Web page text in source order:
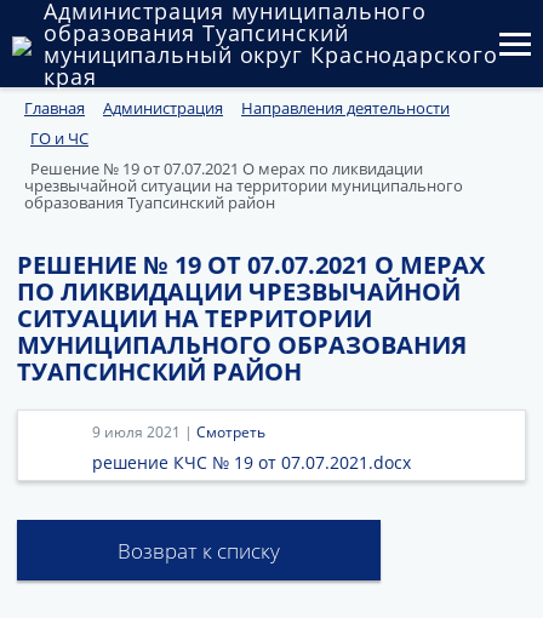
Администрация муниципального
образования Туапсинский
муниципальный округ Краснодарского
края
Округ
Администрация
Муниципальные закупки
Государственный и муниципальный контроль
Муниципальное имущество
Публичные слушания и общественные обсуждения
Документы
Главная Администрация
Направления деятельности
ГО и ЧС
Решение № 19 от 07.07.2021 О мерах по ликвидации
чрезвычайной ситуации на территории муниципального
образования Туапсинский район
РЕШЕНИЕ № 19 ОТ 07.07.2021 О МЕРАХ
ПО ЛИКВИДАЦИИ ЧРЕЗВЫЧАЙНОЙ
СИТУАЦИИ НА ТЕРРИТОРИИ
МУНИЦИПАЛЬНОГО ОБРАЗОВАНИЯ
ТУАПСИНСКИЙ РАЙОН
9 июля 2021 | Смотреть
решение КЧС № 19 от 07.07.2021.docx
Возврат к списку